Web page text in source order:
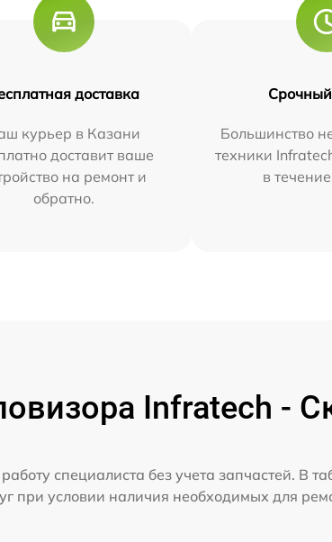
доставка
курьер в Казани
доставит ваше
на ремонт и
обратно.
Большинство
техники
в
Infratech -
специалиста без учета запчастей. В
при условии наличия необходимых для